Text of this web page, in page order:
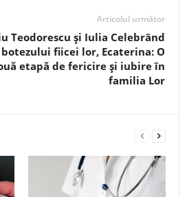
Articolul următor
Teodorescu și Iulia Celebrând
fiicei lor, Ecaterina: O
etapă de fericire și iubire în
familia Lor